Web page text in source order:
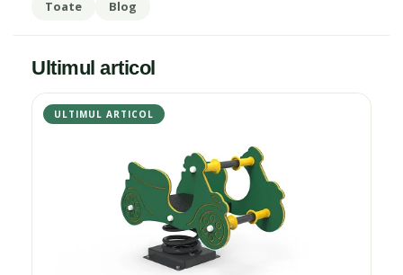
Toate Blog
Ultimul articol
ULTIMUL ARTICOL